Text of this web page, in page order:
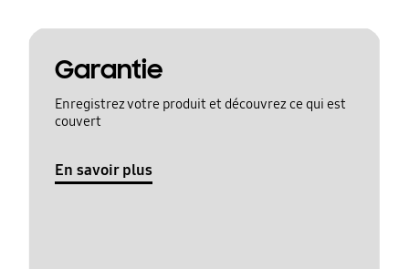
Garantie
Enregistrez votre produit et découvrez ce qui est
couvert
En savoir plus